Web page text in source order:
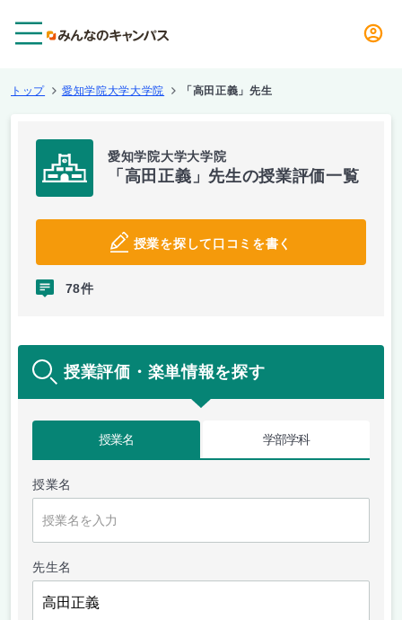
トップ 愛知学院大学大学院 「高田正義」先生
愛知学院大学大学院
「高田正義」先生の授業評価一覧
授業を探して口コミを書く
78件
授業評価・楽単情報を探す
授業名 学部学科
授業名
先生名